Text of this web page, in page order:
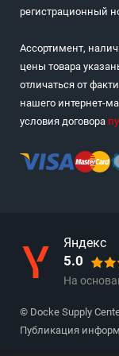
регистрационный
Ассортимент,
цены товара
отличаться от
нашего интернет-
условия договора
Яндекс
5.0
На
© Docke Supply
Публикация